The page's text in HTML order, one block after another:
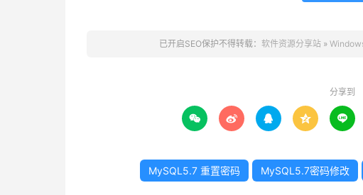
已开启SEO保护不得转载： 软件资源分享站 »
分享到
    
MySQL5.7 重置密码 MySQL5.7密码修改